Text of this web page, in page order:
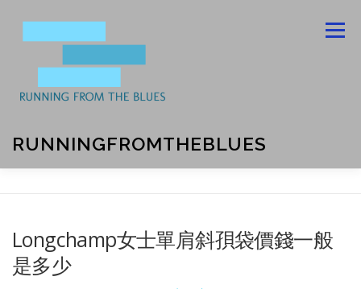
content
RUNNINGFROMTHEBLUES
Menu
PRIVACY POLICY
Longchamp女士單肩斜孭袋價錢一般
是多少